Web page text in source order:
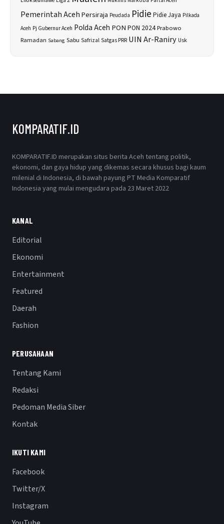
Pemerintah AcehPersiraja Peudada Pidie Pidie Jaya Pilkada
Aceh Pj Gubernur Aceh Polda Aceh PON PON 2024Prabowo
Ramadan Sabang Sabu SafrizalSatgas PRR UIN Ar-Raniry Usk
KOMPARATIF.ID
KOMPARATIF.ID merupakan situs berita Aceh tentang politik,
ekonomi, dan gaya hidup yang dikemas secara khusus bagi kaum
milenial di Indonesia, di bawah payung PT Media Komparatif
Indonesia yang mulai mengudara pada 23 Maret 2022
KANAL
Editorial
Ekonomi
Entertainment
Featured
Daerah
Fashion
PERUSAHAAN
Tentang Kami
Redaksi
Pedoman Media Siber
Kontak
IKUTI KAMI
Facebook
Twitter/X
Instagram